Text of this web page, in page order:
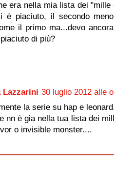
era nella mia lista dei
è piaciuto, il secondo
il primo ma...devo
di più?
Lazzarini 30 luglio 2012 alle
la serie su hap e
nn è gia nella tua lista dei
o invisible monster....